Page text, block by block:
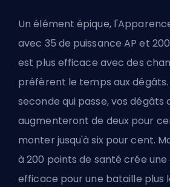
Un élément épique,
avec 35 de puissance AP et
est plus efficace avec des
préfèrent le temps aux
seconde qui passe, vos dégâts
augmenteront de deux pour
monter jusqu'à six pour cent.
à 200 points de santé crée
efficace pour une bataille plus